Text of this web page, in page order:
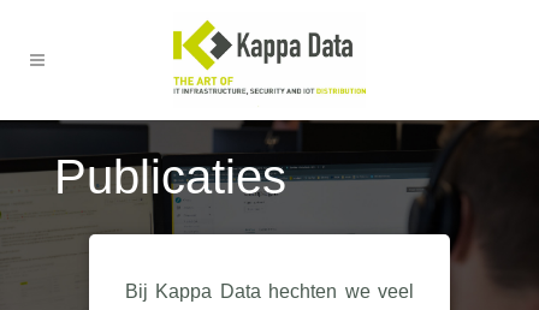
Publicaties
Bij Kappa Data hechten we veel